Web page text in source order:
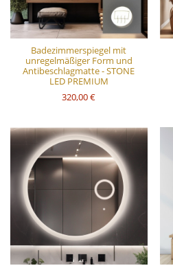
Badezimmerspiegel mit
unregelmäßiger Form und
Antibeschlagmatte - STONE
LED PREMIUM
320,00 €